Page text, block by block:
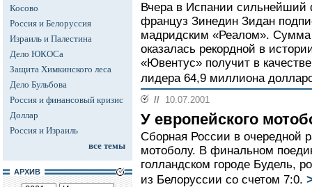
Косово
Россия и Белоруссия
Израиль и Палестина
Дело ЮКОСа
Защита Химкинского леса
Дело Бульбова
Россия и финансовый кризис
Доллар
Россия и Израиль
все темы
АРХИВ
Вчера в Испании сильнейший
француз Зинедин Зидан
мадридским «Реалом».
оказалась рекордной в
«Ювентус» получит в
лидера 64,9 миллиона
// 10.07.2001
У европейского
Сборная России в очередной
мотоболу. В финальном
голландском городе Будель,
из Белоруссии со счетом 7:0.